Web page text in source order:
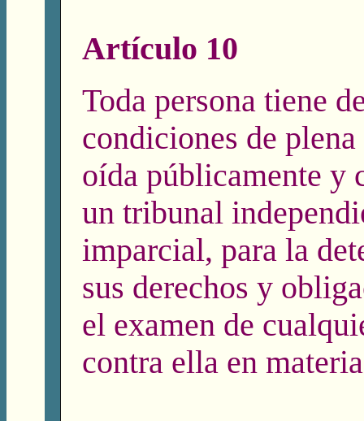
Artículo 10
Toda persona tiene
condiciones de
oída públicamente y
un tribunal
imparcial, para la
sus derechos y
el examen de
contra ella en